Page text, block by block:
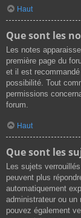
Haut
Que sont les
Les notes
première page du
et il est
possibilité. Tout
permissions
forum.
Haut
Que sont les
Les sujets
peuvent plus
automatiquement
administrateur ou un
pouvez également